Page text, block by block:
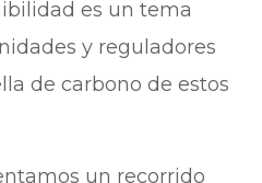
es un tema
y reguladores
de carbono de estos
un recorrido